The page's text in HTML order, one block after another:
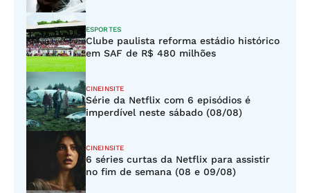
ESPORTES
Clube paulista reforma estádio histórico
em SAF de R$ 480 milhões
CINEINSITE
Série da Netflix com 6 episódios é
imperdível neste sábado (08/08)
CINEINSITE
6 séries curtas da Netflix para assistir
no fim de semana (08 e 09/08)